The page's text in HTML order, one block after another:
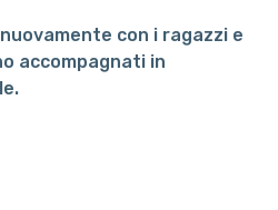
con i ragazzi e
accompagnati in